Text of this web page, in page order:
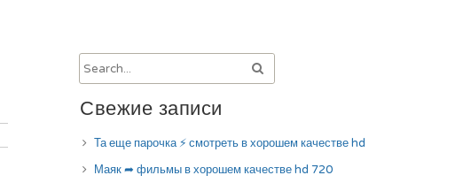
Свежие записи
Та еще парочка ⚡ смотреть в хорошем качестве hd
Маяк ➦ фильмы в хорошем качестве hd 720